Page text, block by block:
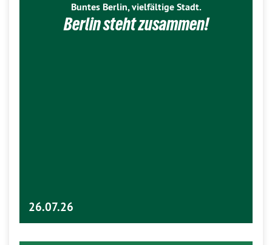
Buntes Berlin, vielfältige Stadt.
Berlin steht zusammen!
26.07.26